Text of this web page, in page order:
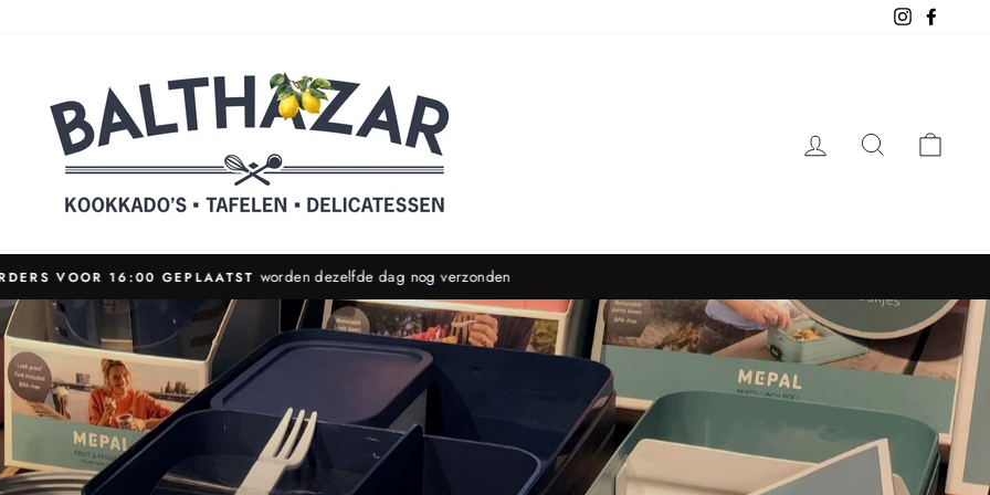
Instagram
LOG IN SEARCH
Pause
slideshow
VOOR 16:00 GEPLAATST worden dezelfde dag nog verzonden